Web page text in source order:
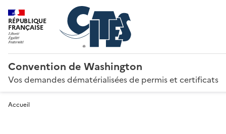
RÉPUBLIQUE
FRANÇAISE
Convention de Washington
Vos demandes dématérialisées de permis et certificats
Accueil